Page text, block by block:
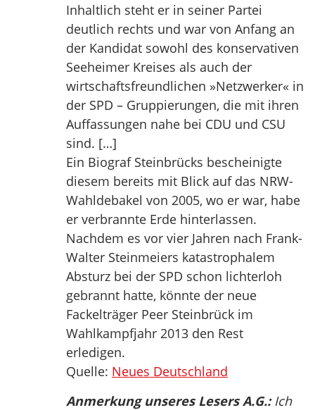
Inhaltlich steht er in seiner Partei
deutlich rechts und war von Anfang an
der Kandidat sowohl des konservativen
Seeheimer Kreises als auch der
wirtschaftsfreundlichen »Netzwerker« in
der SPD – Gruppierungen, die mit ihren
Auffassungen nahe bei CDU und CSU
sind. […]
Ein Biograf Steinbrücks bescheinigte
diesem bereits mit Blick auf das NRW-
Wahldebakel von 2005, wo er war, habe
er verbrannte Erde hinterlassen.
Nachdem es vor vier Jahren nach Frank-
Walter Steinmeiers katastrophalem
Absturz bei der SPD schon lichterloh
gebrannt hatte, könnte der neue
Fackelträger Peer Steinbrück im
Wahlkampfjahr 2013 den Rest
erledigen.
Quelle: Neues Deutschland
Anmerkung unseres Lesers A.G.:Ich